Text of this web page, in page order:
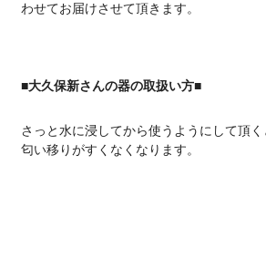
わせてお届けさせて頂きます。
■大久保新さんの器の取扱い方■
さっと水に浸してから使うようにして頂
匂い移りがすくなくなります。